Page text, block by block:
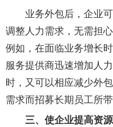
业务外包后，企业
调整人力需求，无需担
例如，在面临业务增长
服务提供商迅速增加人
时，又可以相应减少外
需求而招募长期员工所
三、使企业提高资